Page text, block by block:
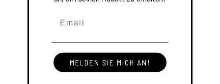
und im Vereinigten Königreich
MELDEN SIE MICH AN!